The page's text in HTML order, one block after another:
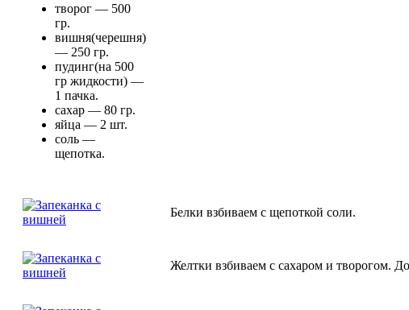
творог — 500
гр.
вишня(черешня)
— 250 гр.
пудинг(на 500
гр жидкости) —
1 пачка.
сахар — 80 гр.
яйца — 2 шт.
соль —
щепотка.
Белки взбиваем с щепоткой соли.
Желтки взбиваем с сахаром и творогом.